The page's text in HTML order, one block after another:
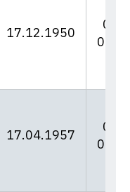
17.12.1950
06/
17.04.1957
06/